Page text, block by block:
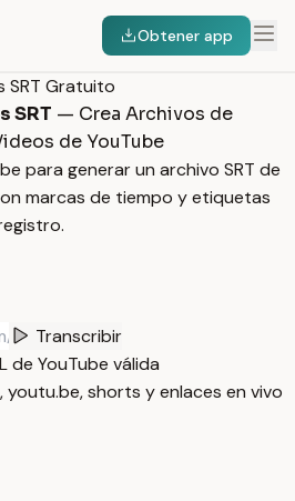
Obtener app
SRT Gratuito
SRT — Crea Archivos de
de YouTube
para generar un archivo SRT de
marcas de tiempo y etiquetas
Transcribir
de YouTube válida
shorts y enlaces en vivo